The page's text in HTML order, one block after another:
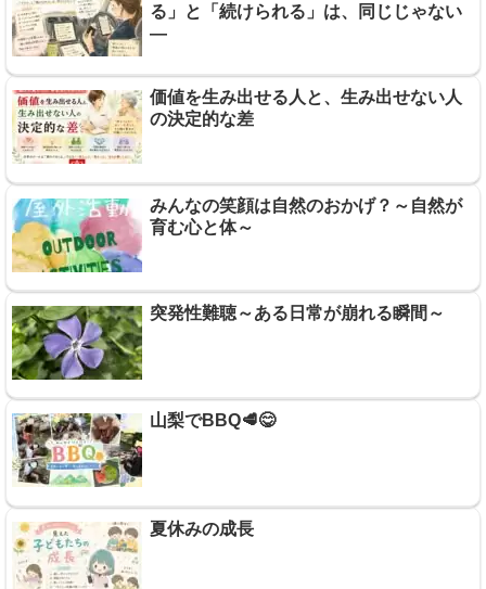
る」と「続けられる」は、同じじゃない
―
価値を生み出せる人と、生み出せない人
の決定的な差
みんなの笑顔は自然のおかげ？～自然が
育む心と体～
突発性難聴～ある日常が崩れる瞬間～
山梨でBBQ🥩😋
夏休みの成長